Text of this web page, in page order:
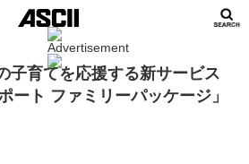
子育てを応援する新サービス
ート ファミリーパッケージ」